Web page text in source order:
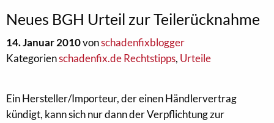
Neues BGH Urteil zur Teilerücknahme
14. Januar 2010vonschadenfixblogger
Kategorienschadenfix.de Rechtstipps, Urteile
Ein Hersteller/Importeur, der einen Händlervertrag
kündigt, kann sich nur dann der Verpflichtung zur